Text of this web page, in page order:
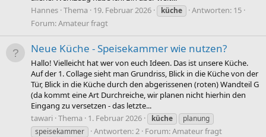
Hannes Thema 19. Februar 2026 küche
Antworten: 15
Forum:Amateur fragt
Neue Küche - Speisekammer wie nutzen?
Hallo! Vielleicht hat wer von euch Ideen. Das ist unsere Küche.
Auf der 1. Collage sieht man Grundriss, Blick in die Küche von der
Tür, Blick in die Küche durch den abgerissenen (roten) Wandteil G
(da kommt eine Art Durchreiche, wir planen nicht hierhin den
Eingang zu versetzen - das letzte...
tawari Thema 1. Februar 2026 küche
planung
speisekammer
Antworten: 2 Forum:Amateur fragt